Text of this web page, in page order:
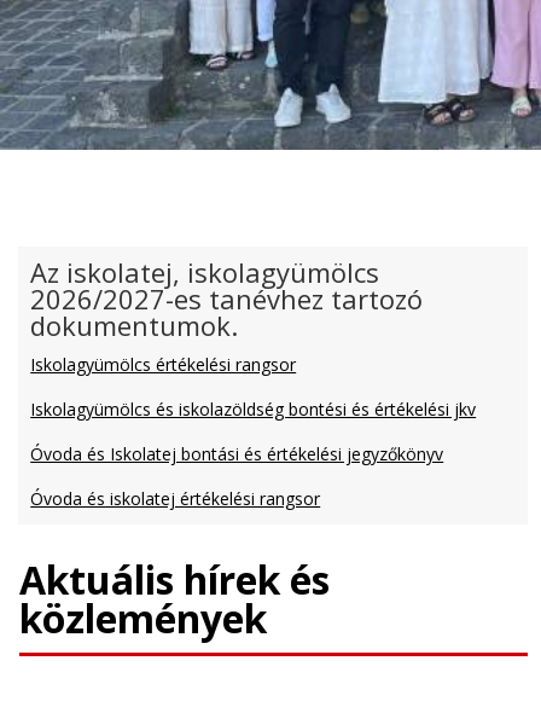
Az iskolatej, iskolagyümölcs
2026/2027-es tanévhez tartozó
dokumentumok.
Iskolagyümölcs értékelési rangsor
Iskolagyümölcs és iskolazöldség bontési és értékelési jkv
Óvoda és Iskolatej bontási és értékelési jegyzőkönyv
Óvoda és iskolatej értékelési rangsor
Aktuális hírek és
közlemények